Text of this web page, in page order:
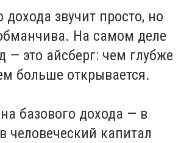
дохода звучит просто, но
На самом деле
— это айсберг: чем глубже
больше открывается.
базового дохода — в
человеческий капитал